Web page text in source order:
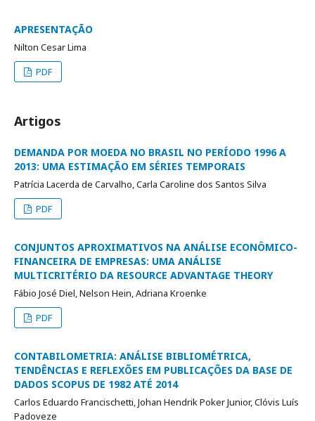
APRESENTAÇÃO
Nilton Cesar Lima
PDF
Artigos
DEMANDA POR MOEDA NO BRASIL NO PERÍODO 1996 A
2013: UMA ESTIMAÇÃO EM SÉRIES TEMPORAIS
Patrícia Lacerda de Carvalho, Carla Caroline dos Santos Silva
PDF
CONJUNTOS APROXIMATIVOS NA ANÁLISE ECONÔMICO-
FINANCEIRA DE EMPRESAS: UMA ANÁLISE
MULTICRITÉRIO DA RESOURCE ADVANTAGE THEORY
Fábio José Diel, Nelson Hein, Adriana Kroenke
PDF
CONTABILOMETRIA: ANÁLISE BIBLIOMÉTRICA,
TENDÊNCIAS E REFLEXÕES EM PUBLICAÇÕES DA BASE DE
DADOS SCOPUS DE 1982 ATÉ 2014
Carlos Eduardo Francischetti, Johan Hendrik Poker Junior, Clóvis Luís
Padoveze